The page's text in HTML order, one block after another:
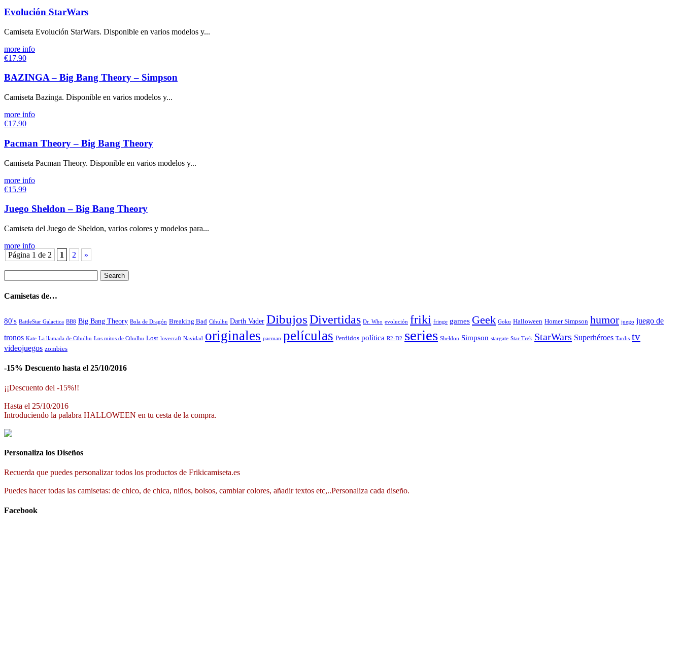
Evolución StarWars
Camiseta Evolución StarWars. Disponible en varios modelos y...
more info
€17.90
BAZINGA – Big Bang Theory – Simpson
Camiseta Bazinga. Disponible en varios modelos y...
more info
€17.90
Pacman Theory – Big Bang Theory
Camiseta Pacman Theory. Disponible en varios modelos y...
more info
€15.99
Juego Sheldon – Big Bang Theory
Camiseta del Juego de Sheldon, varios colores y modelos para...
more info
Página 1 de 2
1 2 »
Camisetas de…
80's BattleStar Galactica BB8 Big Bang Theory Bola de Dragón Breaking Bad Cthulhu Darth Vader DibujosDivertidas Dr. Who evolución friki fringe games Geek Goku Halloween Homer Simpson humor juego juego de
tronos Kate La llamada de Cthulhu Los mitos de Cthulhu Lost lovecraft Navidad originales pacman películas Perdidos política R2-D2 series Sheldon Simpson stargate Star Trek StarWars Superhéroes Tardis tv
videojuegos zombies
-15% Descuento hasta el 25/10/2016
¡¡Descuento del -15%!!
Hasta el 25/10/2016
Introduciendo la palabra HALLOWEEN en tu cesta de la compra.
Personaliza los Diseños
Recuerda que puedes personalizar todos los productos de Frikicamiseta.es
Puedes hacer todas las camisetas: de chico, de chica, niños, bolsos, cambiar colores, añadir textos etc,..Personaliza cada diseño.
Facebook